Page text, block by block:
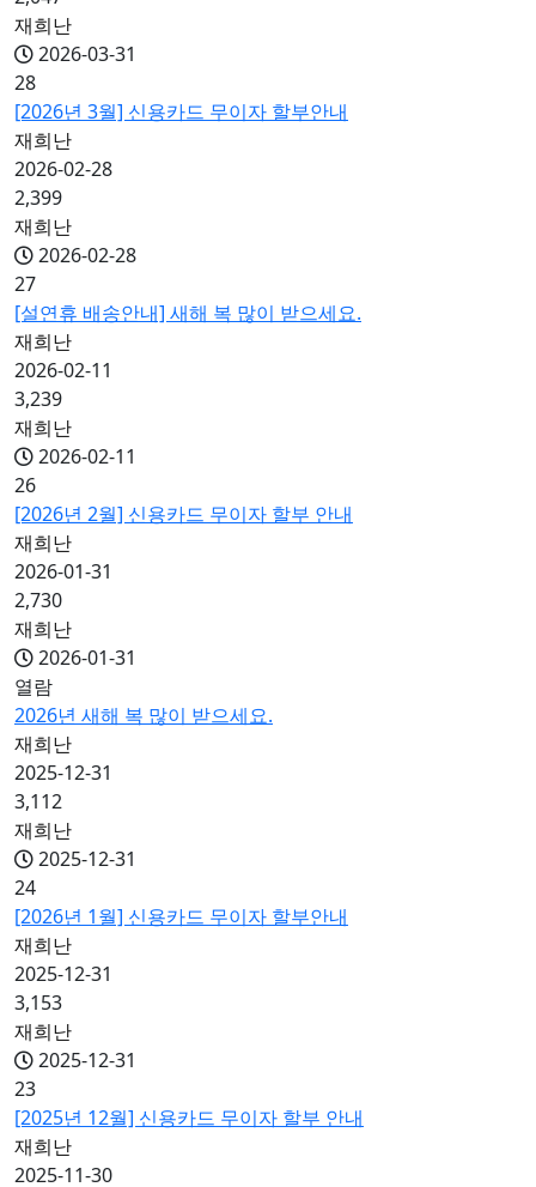
재희난
2026-03-31
28
[2026년 3월] 신용카드 무이자 할부안내
재희난
2026-02-28
2,399
재희난
2026-02-28
27
[설연휴 배송안내] 새해 복 많이 받으세요.
재희난
2026-02-11
3,239
재희난
2026-02-11
26
[2026년 2월] 신용카드 무이자 할부 안내
재희난
2026-01-31
2,730
재희난
2026-01-31
열람
2026년 새해 복 많이 받으세요.
재희난
2025-12-31
3,112
재희난
2025-12-31
24
[2026년 1월] 신용카드 무이자 할부안내
재희난
2025-12-31
3,153
재희난
2025-12-31
23
[2025년 12월] 신용카드 무이자 할부 안내
재희난
2025-11-30